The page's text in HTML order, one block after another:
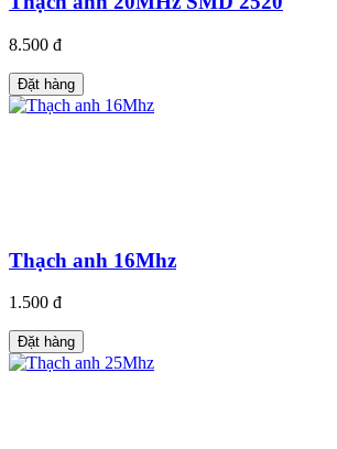
8.500 đ
Đặt hàng
Thạch anh 16Mhz
1.500 đ
Đặt hàng